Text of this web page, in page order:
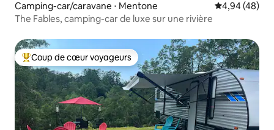
Camping-car/caravane ⋅ Mentone Évaluation
4,94 (48)
The Fables, camping-car de luxe sur une rivière
Coups de cœur voyageurs les plus appréciés
Coup de cœur voyageurs